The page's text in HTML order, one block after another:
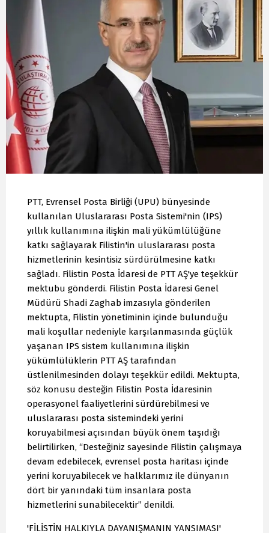
PTT, Evrensel Posta Birliği (UPU) bünyesinde
kullanılan Uluslararası Posta Sistemi'nin (IPS)
yıllık kullanımına ilişkin mali yükümlülüğüne
katkı sağlayarak Filistin'in uluslararası posta
hizmetlerinin kesintisiz sürdürülmesine katkı
sağladı. Filistin Posta İdaresi de PTT AŞ'ye teşekkür
mektubu gönderdi. Filistin Posta İdaresi Genel
Müdürü Shadi Zaghab imzasıyla gönderilen
mektupta, Filistin yönetiminin içinde bulunduğu
mali koşullar nedeniyle karşılanmasında güçlük
yaşanan IPS sistem kullanımına ilişkin
yükümlülüklerin PTT AŞ tarafından
üstlenilmesinden dolayı teşekkür edildi. Mektupta,
söz konusu desteğin Filistin Posta İdaresinin
operasyonel faaliyetlerini sürdürebilmesi ve
uluslararası posta sistemindeki yerini
koruyabilmesi açısından büyük önem taşıdığı
belirtilirken, “Desteğiniz sayesinde Filistin çalışmaya
devam edebilecek, evrensel posta haritası içinde
yerini koruyabilecek ve halklarımız ile dünyanın
dört bir yanındaki tüm insanlara posta
hizmetlerini sunabilecektir” denildi.
'FİLİSTİN HALKIYLA DAYANIŞMANIN YANSIMASI'